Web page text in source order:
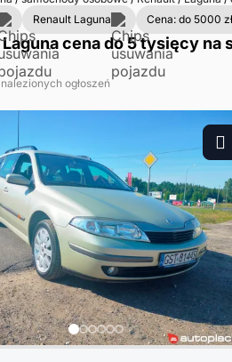
Renault Laguna Cena: do 5000 zł
cena do 5 tysięcy na
ogłoszeń